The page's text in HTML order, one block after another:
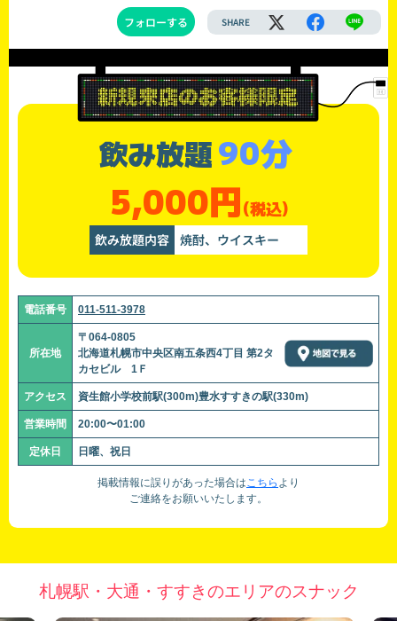
フォローする SHARE
飲み放題90分
5,000円(税込)
飲み放題内容 焼酎、ウイスキー
電話番号 011-511-3978
所在地
〒064-0805
北海道札幌市中央区南五条西4丁目 第2タ
カセビル 1Ｆ
アクセス 資生館小学校前駅(300m)豊水すすきの駅(330m)
営業時間 20:00〜01:00
定休日 日曜、祝日
掲載情報に誤りがあった場合はこちら より
ご連絡をお願いいたします。
札幌駅・大通・すすきのエリアのスナック